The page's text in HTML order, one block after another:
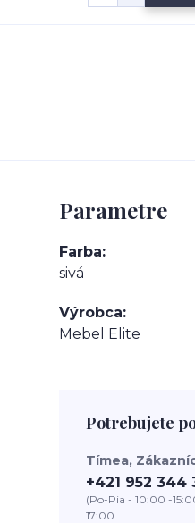
Parametre
Farba
sivá
Výrobca
Mebel Elite
Potrebujete
Tímea,
+421 952 344
(Po-Pia - 10:00 -
17:00